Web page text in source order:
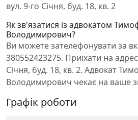
вул. 9-го Січня, буд. 18, кв. 2
Як зв'язатися із адвокатом
Володимирович?
Ви можете зателефонувати за
380552423275. Приїхати на
Січня, буд. 18, кв. 2. Адвокат
Володимирович чекає на ваше
Графік роботи